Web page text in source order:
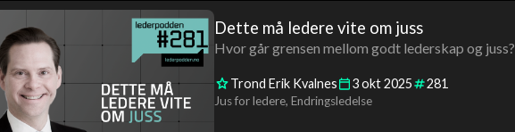
Dette må ledere vite om juss
Hvor går grensen mellom godt lederskap og juss?
Trond Erik Kvalnes 3okt2025 281
Jus for ledere Endringsledelse